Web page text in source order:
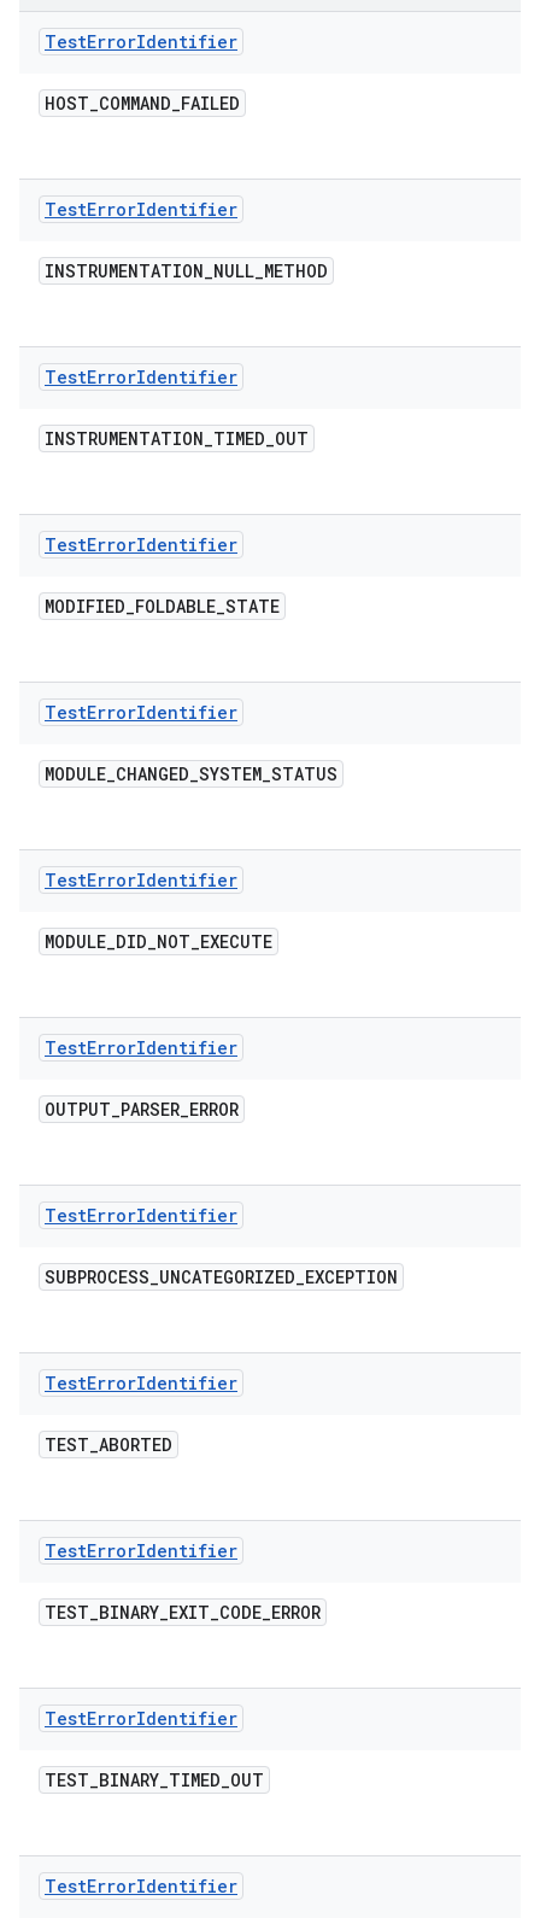
TestErrorIdentifier
HOST_COMMAND_FAILED
TestErrorIdentifier
INSTRUMENTATION_NULL_METHOD
TestErrorIdentifier
INSTRUMENTATION_TIMED_OUT
TestErrorIdentifier
MODIFIED_FOLDABLE_STATE
TestErrorIdentifier
MODULE_CHANGED_SYSTEM_STATUS
TestErrorIdentifier
MODULE_DID_NOT_EXECUTE
TestErrorIdentifier
OUTPUT_PARSER_ERROR
TestErrorIdentifier
SUBPROCESS_UNCATEGORIZED_EXCEPTION
TestErrorIdentifier
TEST_ABORTED
TestErrorIdentifier
TEST_BINARY_EXIT_CODE_ERROR
TestErrorIdentifier
TEST_BINARY_TIMED_OUT
TestErrorIdentifier